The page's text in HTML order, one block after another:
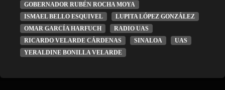
GOBERNADOR RUBÉN ROCHA MOYA
ISMAEL BELLO ESQUIVEL
LUPITA LÓPEZ GONZÁLEZ
OMAR GARCÍA HARFUCH
RADIO UAS
RICARDO VELARDE CÁRDENAS
SINALOA
UAS
YERALDINE BONILLA VELARDE